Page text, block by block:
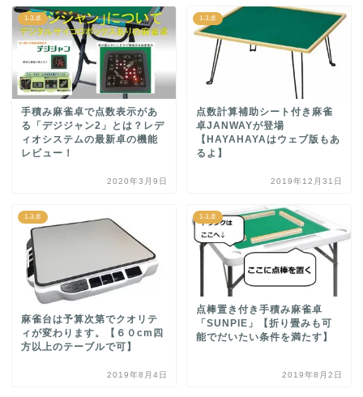
1-3.卓
手積み麻雀卓で点数表示があ
る「デジジャン2」とは？レデ
ィオシステムの最新卓の機能
レビュー！
2020年3月9日
1-3.卓
点数計算補助シート付き麻雀
卓JANWAYが登場
【HAYAHAYAはウェブ版もあ
るよ】
2019年12月31日
1-3.卓
麻雀台は予算次第でクオリテ
ィが変わります。【６０cm四
方以上のテーブルで可】
2019年8月4日
1-3.卓
点棒置き付き手積み麻雀卓
「SUNPIE」【折り畳みも可
能でだいたい条件を満たす】
2019年8月2日